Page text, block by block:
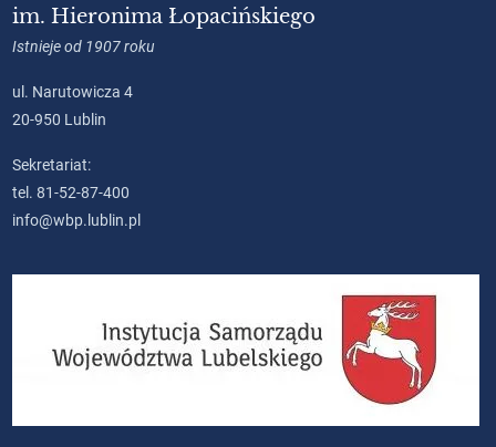
im. Hieronima Łopacińskiego
Istnieje od 1907 roku
ul. Narutowicza 4
20-950 Lublin
Sekretariat:
tel. 81-52-87-400
info@wbp.lublin.pl